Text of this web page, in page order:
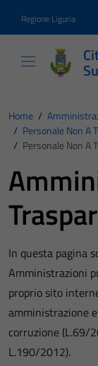
Regione Liguria
Home /
/ Personale Non A
/ Personale Non A
In questa pagina
Amministrazioni
proprio sito
amministrazione
corruzione (L.69/
L.190/2012).